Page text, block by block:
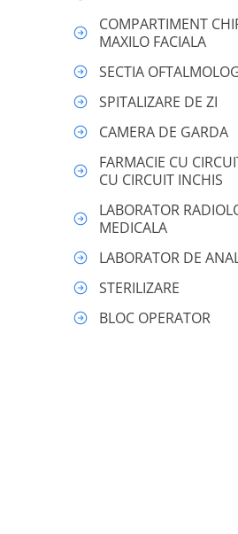
COMPARTIMENT
MAXILO FACIALA
SECTIA
SPITALIZARE DE ZI
CAMERA DE GARDA
FARMACIE CU
CU CIRCUIT INCHIS
LABORATOR
MEDICALA
LABORATOR DE
STERILIZARE
BLOC OPERATOR